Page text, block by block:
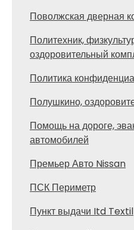
Поволжская дверная
Политехник,
оздоровительный
Политика
Полушкино,
Помощь на дороге,
автомобилей
Премьер Авто Nissan
ПСК Периметр
Пункт выдачи Itd Textil